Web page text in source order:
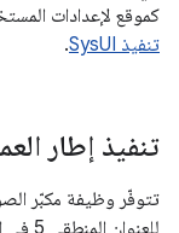
كموقع لإعدادات
تنفيذ SysUI
.
تنفيذ إطار